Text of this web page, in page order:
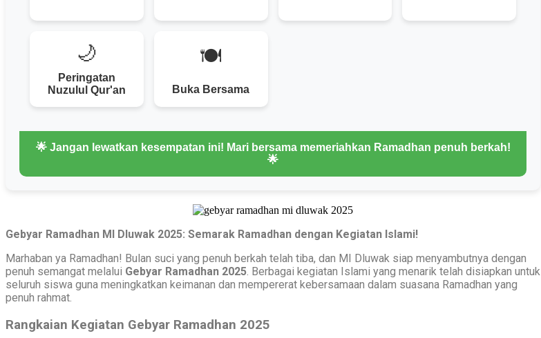
🌙
Peringatan
Nuzulul Qur'an
🍽️
Buka Bersama
🌟 Jangan lewatkan kesempatan ini! Mari bersama memeriahkan Ramadhan penuh berkah!
🌟
Gebyar Ramadhan MI Dluwak 2025: Semarak Ramadhan dengan Kegiatan Islami!
Marhaban ya Ramadhan! Bulan suci yang penuh berkah telah tiba, dan MI Dluwak siap menyambutnya dengan
penuh semangat melalui Gebyar Ramadhan 2025. Berbagai kegiatan Islami yang menarik telah disiapkan untuk
seluruh siswa guna meningkatkan keimanan dan mempererat kebersamaan dalam suasana Ramadhan yang
penuh rahmat.
Rangkaian Kegiatan Gebyar Ramadhan 2025